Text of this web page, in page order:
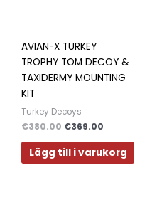
AVIAN-X TURKEY
TROPHY TOM DECOY &
TAXIDERMY MOUNTING
KIT
Turkey Decoys
€380.00 €369.00
Lägg till i varukorg